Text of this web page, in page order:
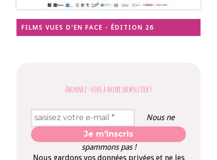
FILMS VUES D'EN FACE - ÉDITION 26
Abonnez-vous à notre newsletter !
Nous ne
spammons pas !
Nous gardons vos données privées et ne les